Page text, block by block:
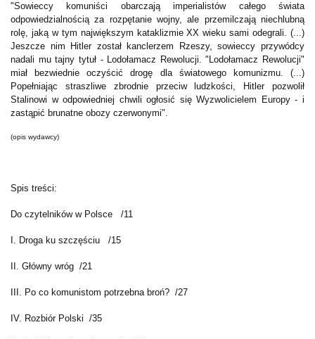
"Sowieccy komuniści obarczają imperialistów całego świata
odpowiedzialnością za rozpętanie wojny, ale przemilczają niechlubną
rolę, jaką w tym największym kataklizmie XX wieku sami odegrali. (...)
Jeszcze nim Hitler został kanclerzem Rzeszy, sowieccy przywódcy
nadali mu tajny tytuł - Lodołamacz Rewolucji. "Lodołamacz Rewolucji"
miał bezwiednie oczyścić drogę dla światowego komunizmu. (...)
Popełniając straszliwe zbrodnie przeciw ludzkości, Hitler pozwolił
Stalinowi w odpowiedniej chwili ogłosić się Wyzwolicielem Europy - i
zastąpić brunatne obozy czerwonymi".
(opis wydawcy)
Spis treści:
Do czytelników w Polsce /11
I. Droga ku szczęściu /15
II. Główny wróg /21
III. Po co komunistom potrzebna broń? /27
IV. Rozbiór Polski /35